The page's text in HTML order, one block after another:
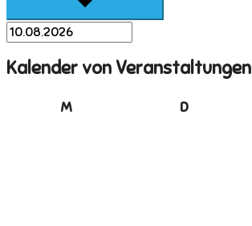
Kalender von Veranstaltungen
MMontag DDienstag